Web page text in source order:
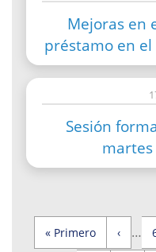
Mejoras en
préstamo en el
Sesión
Paginación
Primera
página
« Primero ‹ …